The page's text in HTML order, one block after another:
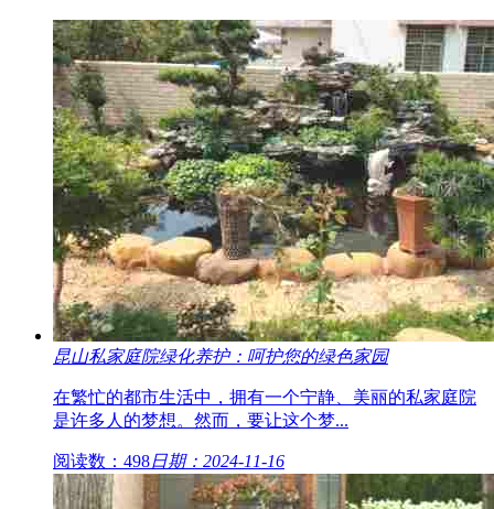
昆山私家庭院绿化养护：呵护您的绿色家园
在繁忙的都市生活中，拥有一个宁静、美丽的私家庭院
是许多人的梦想。然而，要让这个梦...
阅读数：498日期：2024-11-16